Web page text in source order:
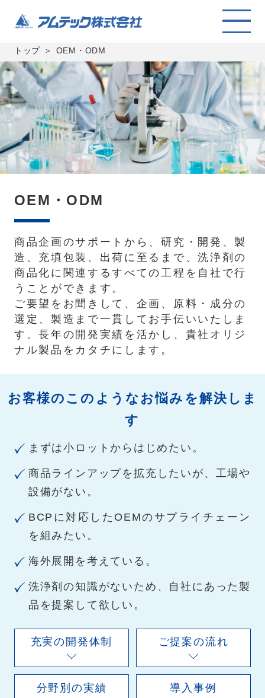
トップ OEM・ODM
OEM・ODM
商品企画のサポートから、研究・開発、製
造、充填包装、出荷に至るまで、洗浄剤の
商品化に関連するすべての工程を自社で行
うことができます。
ご要望をお聞きして、企画、原料・成分の
選定、製造まで一貫してお手伝いいたしま
す。長年の開発実績を活かし、貴社オリジ
ナル製品をカタチにします。
お客様のこのようなお悩みを解決しま
す
まずは小ロットからはじめたい。
商品ラインアップを拡充したいが、工場や
設備がない。
BCPに対応したOEMのサプライチェーン
を組みたい。
海外展開を考えている。
洗浄剤の知識がないため、自社にあった製
品を提案して欲しい。
充実の開発体制 ご提案の流れ
分野別の実績 導入事例